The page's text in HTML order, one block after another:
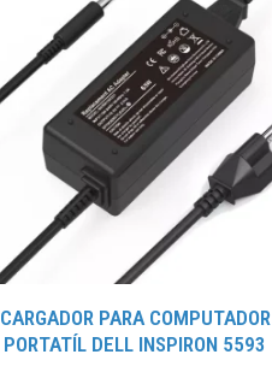
CARGADOR PARA COMPUTADOR
PORTATÍL DELL INSPIRON 5593